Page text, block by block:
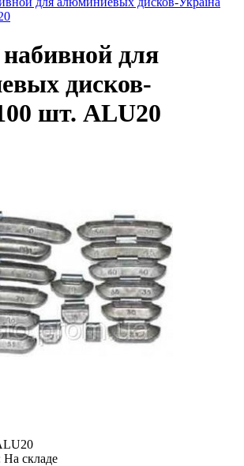
набивной для
дисков-
шт. ALU20
На складе